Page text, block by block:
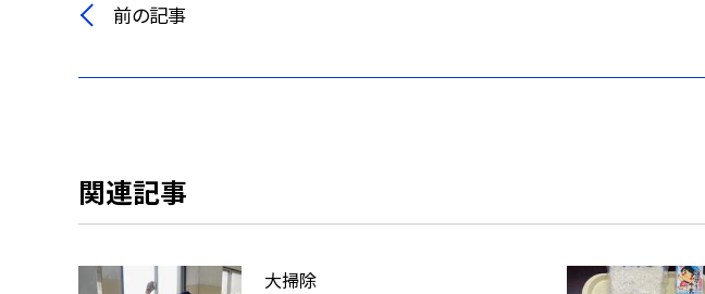
前の記事
関連記事
大掃除